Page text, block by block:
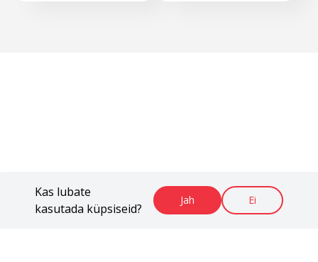
Kas lubate
kasutada küpsiseid?
Jah Ei